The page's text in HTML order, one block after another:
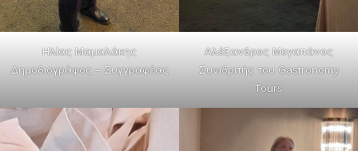
Ηλίας Μαμαλάκης
Δημοδιογράφος – Συγγραφέας
Αλέξανδρος Μεγαπάνος
Συνιδριτής του Gastronomy
Tours